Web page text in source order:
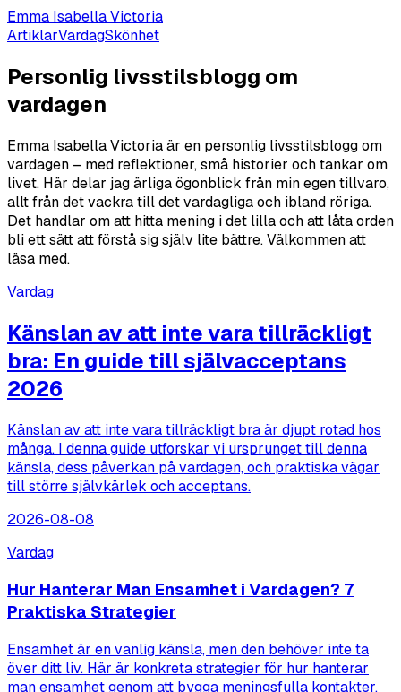
Emma Isabella Victoria
ArtiklarVardagSkönhet
Personlig livsstilsblogg om
vardagen
Emma Isabella Victoria är en personlig livsstilsblogg om
vardagen – med reflektioner, små historier och tankar om
livet. Här delar jag ärliga ögonblick från min egen tillvaro,
allt från det vackra till det vardagliga och ibland röriga.
Det handlar om att hitta mening i det lilla och att låta orden
bli ett sätt att förstå sig själv lite bättre. Välkommen att
läsa med.
Vardag
Känslan av att inte vara tillräckligt
bra: En guide till självacceptans
2026
Känslan av att inte vara tillräckligt bra är djupt rotad hos
många. I denna guide utforskar vi ursprunget till denna
känsla, dess påverkan på vardagen, och praktiska vägar
till större självkärlek och acceptans.
2026-08-08
Vardag
Hur Hanterar Man Ensamhet i Vardagen? 7
Praktiska Strategier
Ensamhet är en vanlig känsla, men den behöver inte ta
över ditt liv. Här är konkreta strategier för hur hanterar
man ensamhet genom att bygga meningsfulla kontakter,